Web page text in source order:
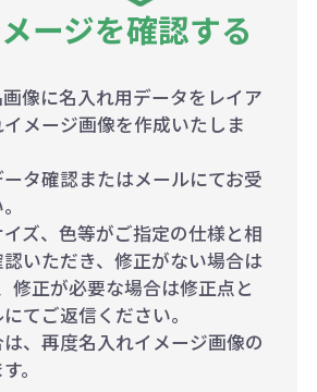
ージを確認する
像に名入れ用データをレイア
メージ画像を作成いたしま
タ確認またはメールにてお受
ズ、色等がご指定の仕様と相
いただき、修正がない場合は
修正が必要な場合は修正点と
てご返信ください。
、再度名入れイメージ画像の
。